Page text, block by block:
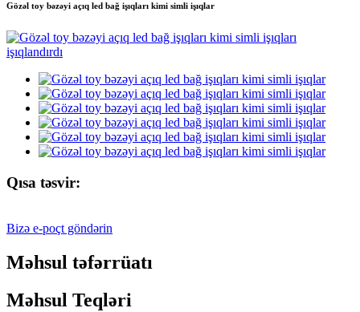
Gözəl toy bəzəyi açıq led bağ işıqları kimi simli işıqlar
Qısa təsvir:
Bizə e-poçt göndərin
Məhsul təfərrüatı
Məhsul Teqləri